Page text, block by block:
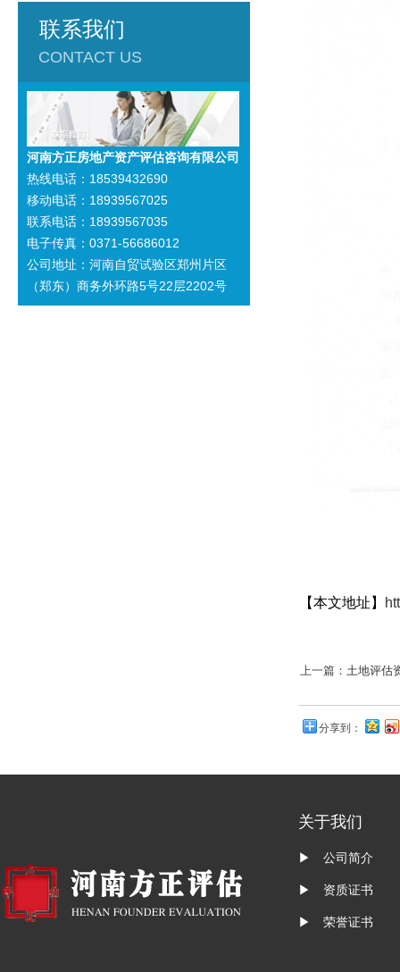
【本文地址】
上一篇： 土地评估
分享到：
联系我们
CONTACT US
河南方正房地产资产评估咨询有限公司
热线电话：18539432690
移动电话：18939567025
联系电话：18939567035
电子传真：0371-56686012
公司地址：河南自贸试验区郑州片区
（郑东）商务外环路5号22层2202号
关于我们
▶ 公司简介
▶ 资质证书
▶ 荣誉证书